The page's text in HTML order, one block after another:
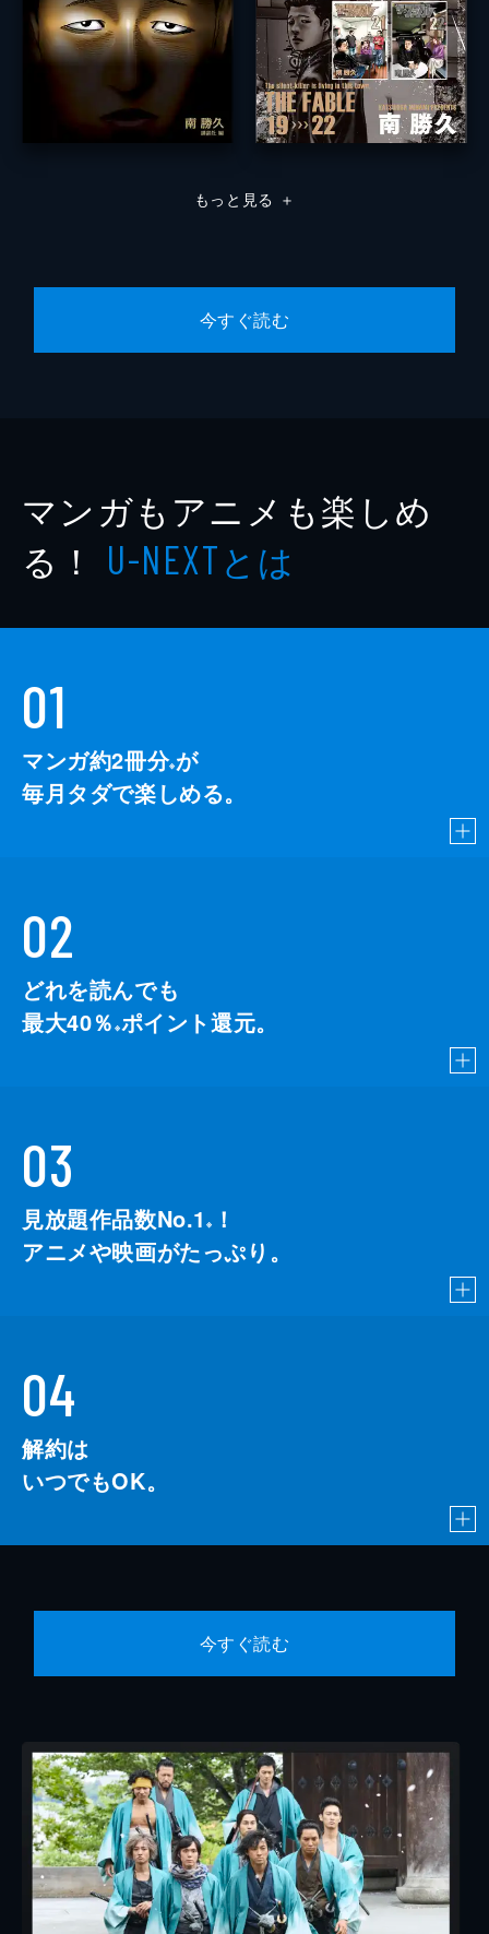
もっと見る ＋
今すぐ読む
マンガもアニメも楽しめ
る！ U-NEXTとは
01
マンガ約2冊分※が
毎月タダで楽しめる。
02
どれを読んでも
最大40％ ※ポイント還元。
03
見放題作品数No.1 ※
！
アニメや映画がたっぷり。
04
解約は
いつでもOK。
今すぐ読む